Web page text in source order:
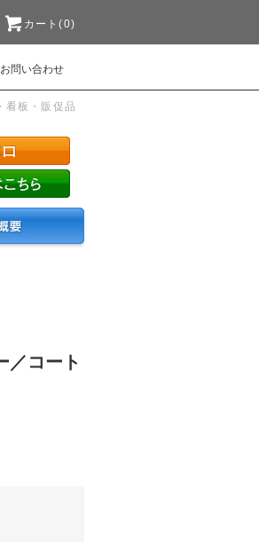
カート(0)
お問い合わせ
看板・販促品
コート